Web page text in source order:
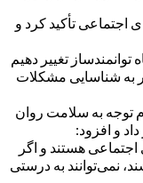
تأکید کرد و
تغییر دهیم
به شناسایی مشکلات
توجه به سلامت روان
و افزود:
هستند و اگر
نمی‌توانند به درستی